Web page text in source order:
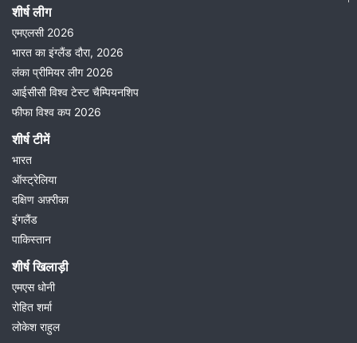
शीर्ष लीग
एमएलसी 2026
भारत का इंग्लैंड दौरा, 2026
लंका प्रीमियर लीग 2026
आईसीसी विश्व टेस्ट चैम्पियनशिप
फीफा विश्व कप 2026
शीर्ष टीमें
भारत
ऑस्ट्रेलिया
दक्षिण अफ़्रीका
इंगलैंड
पाकिस्तान
शीर्ष खिलाड़ी
एमएस धोनी
रोहित शर्मा
लोकेश राहुल